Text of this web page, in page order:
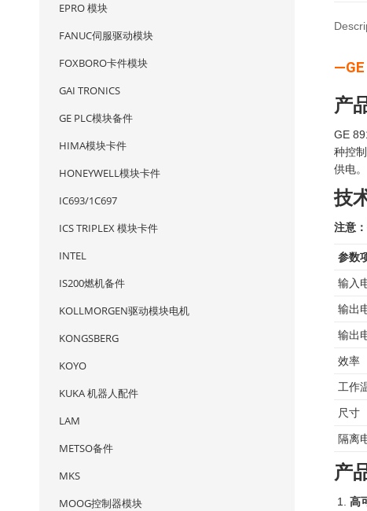
产
GE
种控
供电。
技
注意
参数
输入
输出
输出
效率
工作
尺寸
隔离
产
高
EPRO 模块
FANUC伺服驱动模块
FOXBORO卡件模块
GAI TRONICS
GE PLC模块备件
HIMA模块卡件
HONEYWELL模块卡件
IC693/1C697
ICS TRIPLEX 模块卡件
INTEL
IS200燃机备件
KOLLMORGEN驱动模块电机
KONGSBERG
KOYO
KUKA 机器人配件
LAM
METSO备件
MKS
MOOG控制器模块